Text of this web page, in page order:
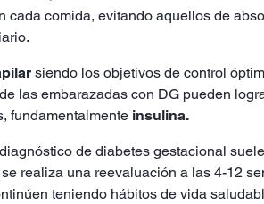
cada comida, evitando aquellos de
siendo los objetivos de control
las embarazadas con DG pueden
fundamentalmente insulina.
de diabetes gestacional
realiza una reevaluación a las 4-12
teniendo hábitos de vida